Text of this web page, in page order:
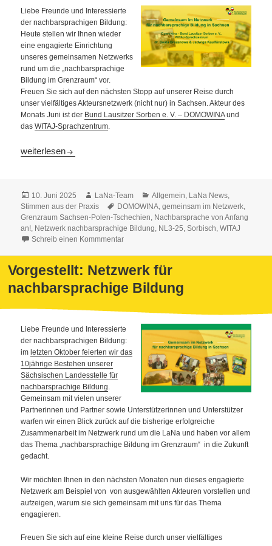
Liebe Freunde und Interessierte
der nachbarsprachigen Bildung:
Heute stellen wir Ihnen wieder
eine engagierte Einrichtung
unseres gemeinsamen Netzwerks
rund um die „nachbarsprachige
Bildung im Grenzraum“ vor.
Freuen Sie sich auf den nächsten Stopp auf unserer Reise durch
unser vielfältiges Akteursnetzwerk (nicht nur) in Sachsen. Akteur des
Monats Juni ist der Bund Lausitzer Sorben e. V. – DOMOWINAund
dasWITAJ-Sprachzentrum
Vorgestellt: Netzwerk für nachbarsprachige Bildung
weiterlesen
Veröffentlicht
am
10. Juni 2025 Autor
LaNa-Team Kategorien
Allgemein LaNa News
Stimmen aus der Praxis
Schlagwörter
DOMOWINA ,gemeinsam im Netzwerk
Grenzraum Sachsen-Polen-Tschechien Nachbarsprache von Anfang
an! Netzwerk nachbarsprachige Bildung NL3-25 ,Sorbisch ,WITAJ
Schreib einen Kommmentar
Vorgestellt: Netzwerk für
nachbarsprachige Bildung
Liebe Freunde und Interessierte
der nachbarsprachigen Bildung:
im letzten Oktober feierten wir das
10jährige Bestehen unserer
Sächsischen Landesstelle für
nachbarsprachige Bildung.
Gemeinsam mit vielen unserer
Partnerinnen und Partner sowie Unterstützerinnen und Unterstützer
warfen wir einen Blick zurück auf die bisherige erfolgreiche
Zusammenarbeit im Netzwerk rund um die LaNa und haben vor allem
das Thema „nachbarsprachige Bildung im Grenzraum“ in die Zukunft
gedacht.
Wir möchten Ihnen in den nächsten Monaten nun dieses engagierte
Netzwerk am Beispiel von von ausgewählten Akteuren vorstellen und
aufzeigen, warum sie sich gemeinsam mit uns für das Thema
engagieren.
Freuen Sie sich auf eine kleine Reise durch unser vielfältiges